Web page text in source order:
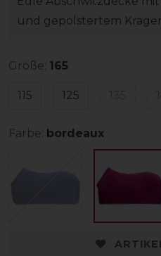
und gepolstertem
Größe: 165
115 125
Farbe: bordeaux